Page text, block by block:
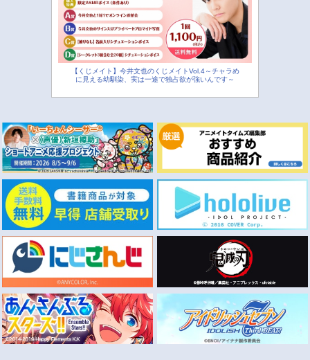
【くじメイト】今井文也のくじメイトVol.4～チャラめ
に見える幼馴染、実は一途で独占欲が強いんです～